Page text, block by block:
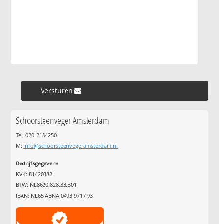
Versturen »
Schoorsteenveger Amsterdam
Tel: 020-2184250
M: info@schoorsteenvegeramsterdam.nl
Bedrijfsgegevens
KVK: 81420382
BTW: NL8620.828.33.B01
IBAN: NL65 ABNA 0493 9717 93